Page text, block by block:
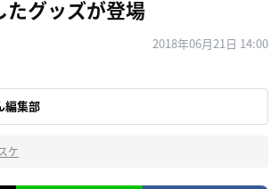
たグッズが登場
2018年06月21日 14:00
編集部
ケ